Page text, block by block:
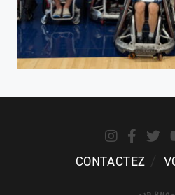
CONTACTEZ